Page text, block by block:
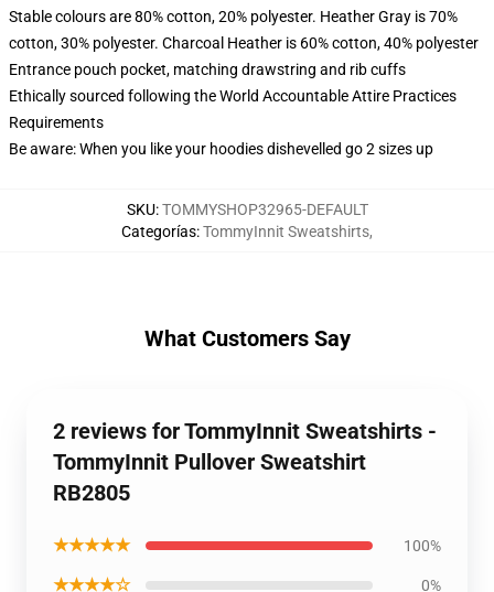
Stable colours are 80% cotton, 20% polyester. Heather Gray is 70%
cotton, 30% polyester. Charcoal Heather is 60% cotton, 40% polyester
Entrance pouch pocket, matching drawstring and rib cuffs
Ethically sourced following the World Accountable Attire Practices
Requirements
Be aware: When you like your hoodies dishevelled go 2 sizes up
SKU:TOMMYSHOP32965-DEFAULT
Categorías:TommyInnit Sweatshirts,
What Customers Say
2 reviews for TommyInnit Sweatshirts -
TommyInnit Pullover Sweatshirt
RB2805
★★★★★ 100%
★★★★☆ 0%